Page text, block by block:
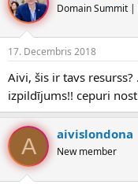
Domain Summit |
17. Decembris 2018
Aivi, šis ir tavs
izpildījums!! cepuri nost
A aivislondona
New member